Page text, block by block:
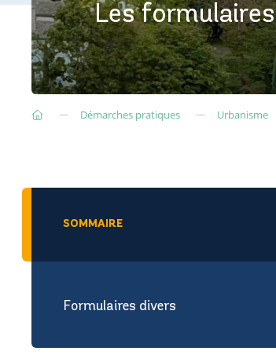
Les formulaires
Démarches pratiques Urbanisme
SOMMAIRE
Formulaires divers